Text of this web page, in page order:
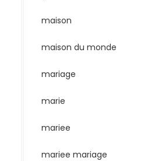
maison
maison du monde
mariage
marie
mariee
mariee mariage